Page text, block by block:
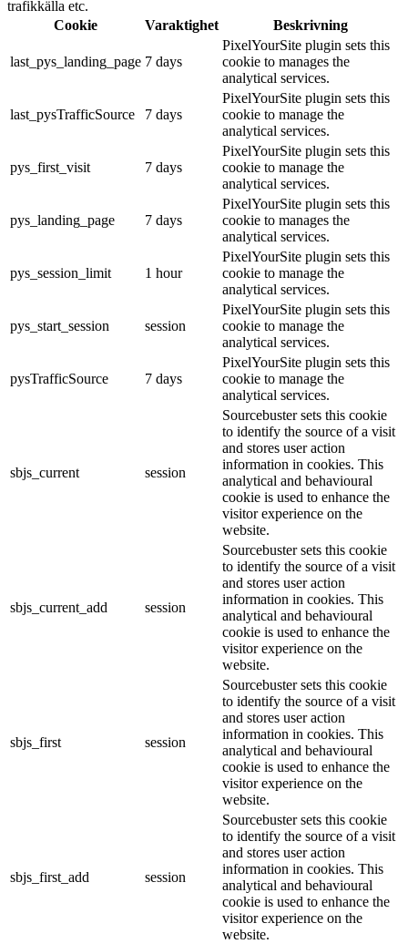
trafikkälla etc.
Cookie
Varaktighet Beskrivning
last_pys_landing_page 7 days
PixelYourSite plugin sets this
cookie to manages the
analytical services.
last_pysTrafficSource 7 days
PixelYourSite plugin sets this
cookie to manage the
analytical services.
pys_first_visit 7 days
PixelYourSite plugin sets this
cookie to manage the
analytical services.
pys_landing_page 7 days
PixelYourSite plugin sets this
cookie to manages the
analytical services.
pys_session_limit 1 hour
PixelYourSite plugin sets this
cookie to manage the
analytical services.
pys_start_session session
PixelYourSite plugin sets this
cookie to manage the
analytical services.
pysTrafficSource 7 days
PixelYourSite plugin sets this
cookie to manage the
analytical services.
sbjs_current session
Sourcebuster sets this cookie
to identify the source of a visit
and stores user action
information in cookies. This
analytical and behavioural
cookie is used to enhance the
visitor experience on the
website.
sbjs_current_add session
Sourcebuster sets this cookie
to identify the source of a visit
and stores user action
information in cookies. This
analytical and behavioural
cookie is used to enhance the
visitor experience on the
website.
sbjs_first session
Sourcebuster sets this cookie
to identify the source of a visit
and stores user action
information in cookies. This
analytical and behavioural
cookie is used to enhance the
visitor experience on the
website.
sbjs_first_add session
Sourcebuster sets this cookie
to identify the source of a visit
and stores user action
information in cookies. This
analytical and behavioural
cookie is used to enhance the
visitor experience on the
website.